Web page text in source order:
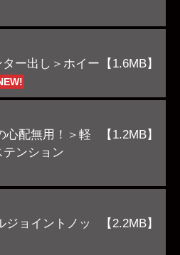
ー出し＞ホイー
【1.6MB】
心配無用！＞軽
テンション
【1.2MB】
ジョイントノッ
【2.2MB】